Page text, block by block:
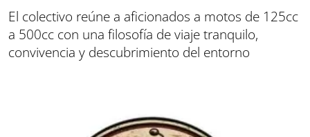
El colectivo reúne a aficionados a motos de 125cc
a 500cc con una filosofía de viaje tranquilo,
convivencia y descubrimiento del entorno